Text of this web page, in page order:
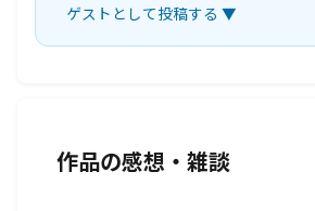
ゲストとして投稿する ▼
作品の感想・雑談